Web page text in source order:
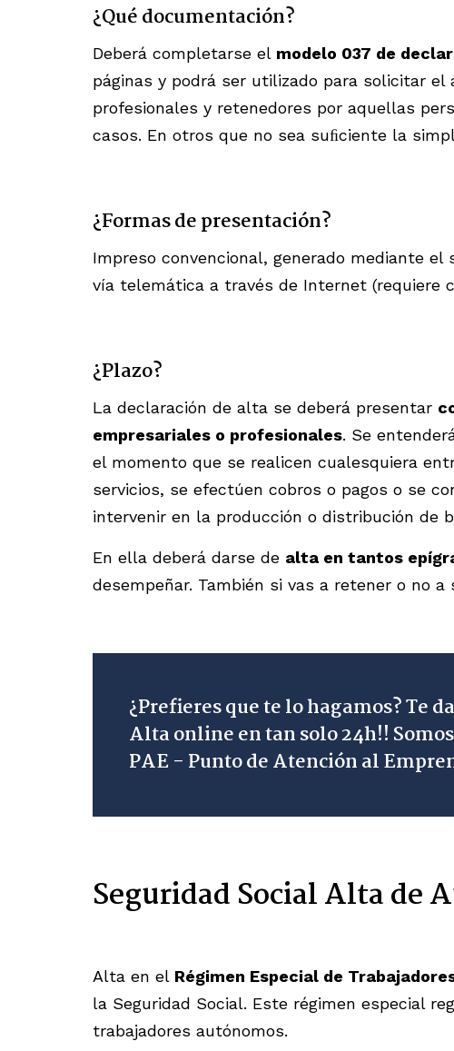
¿Qué documentación?
Deberá completarse el modelo 037 de
páginas y podrá ser utilizado para solicitar el
profesionales y retenedores por aquellas
casos. En otros que no sea suﬁciente la
¿Formas de presentación?
Impreso convencional, generado mediante
vía telemática a través de Internet (requiere
¿Plazo?
La declaración de alta se deberá presentar
empresariales o profesionales. Se
el momento que se realicen cualesquiera
servicios, se efectúen cobros o pagos o se
intervenir en la producción o distribución de
En ella deberá darse de alta en tantos
desempeñar. También si vas a retener o no a
¿Prefieres que te lo hagamos? Te
Alta online en tan solo 24h!!
PAE - Punto de Atención al
Seguridad Social Alta de
Alta en el Régimen Especial de
la Seguridad Social. Este régimen especial
trabajadores autónomos.